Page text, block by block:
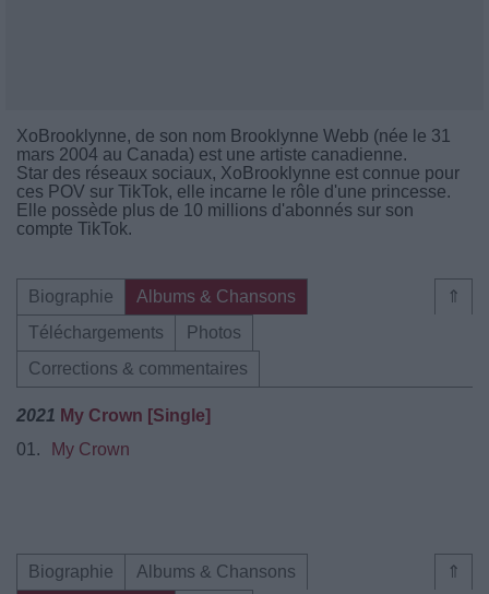
XoBrooklynne, de son nom Brooklynne Webb (née le 31
mars 2004 au Canada) est une artiste canadienne.
Star des réseaux sociaux, XoBrooklynne est connue pour
ces POV sur TikTok, elle incarne le rôle d'une princesse.
Elle possède plus de 10 millions d'abonnés sur son
compte TikTok.
⇑
Biographie
Albums & Chansons
Téléchargements
Photos
Corrections & commentaires
2021 My Crown [Single]
01.
My Crown
⇑
Biographie
Albums & Chansons